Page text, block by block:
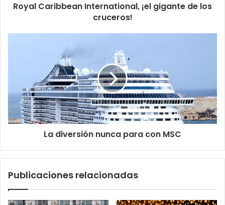
Royal Caribbean International, ¡el gigante de los
cruceros!
La diversión nunca para con MSC
Publicaciones relacionadas